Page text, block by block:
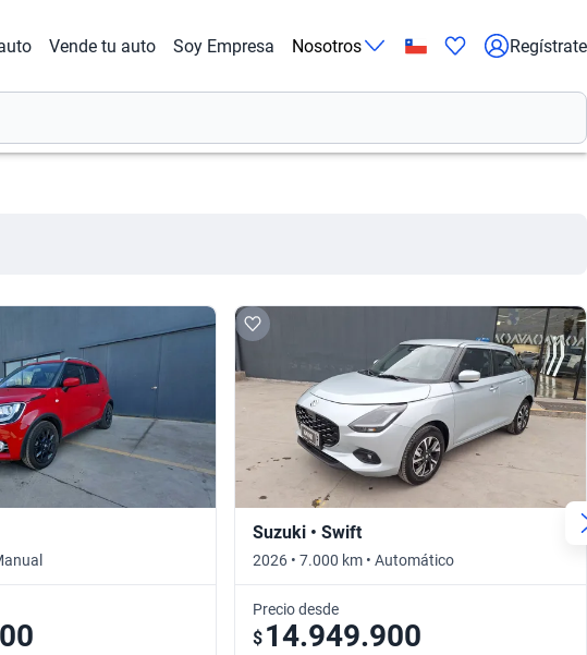
Vende tu auto Soy Empresa Nosotros Regístrate
Suzuki • Swift
2026 • 7.000 km • Automático
Precio desde
$ 14.949.900